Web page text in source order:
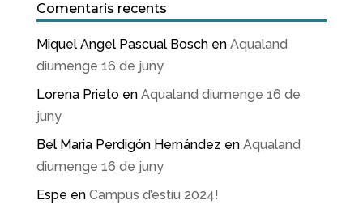
Comentaris recents
Miquel Angel Pascual Boschen Aqualand
diumenge 16 de juny
Lorena Prietoen Aqualand diumenge 16 de
juny
Bel Maria Perdigón Hernández en Aqualand
diumenge 16 de juny
Espe en Campus d’estiu 2024!